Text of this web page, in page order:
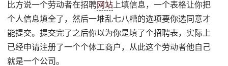
比方说一个劳动者在招聘网站 上填信息，一个表格让你把
个人信息填全了，然后一堆乱七八糟的选项要你选同意才
能提交。提交完了之后你以为你是填了个招聘表，实际上
已经申请注册了一个个体工商户，从此这个劳动者他自己
就是一个公司。